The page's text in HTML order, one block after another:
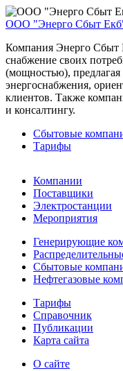
ООО "Энерго Сбыт
Компания Энерго Сбыт
снабжение своих
(мощностью),
энергоснабжения,
клиентов. Также
и консалтингу.
Сбытовые
Тарифы
Компании
Поставщики
Электростанции
Мероприятия
Генерирующие
Сбытовые
Нефтегазовые
Тарифы
Справочник
Публикации
Карта сайта
О сайте